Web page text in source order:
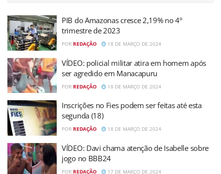
PIB do Amazonas cresce 2,19% no 4º
trimestre de 2023
POR REDAÇÃO 18 DE MARÇO DE 2024
VÍDEO: policial militar atira em homem após
ser agredido em Manacapuru
POR REDAÇÃO 18 DE MARÇO DE 2024
Inscrições no Fies podem ser feitas até esta
segunda (18)
POR REDAÇÃO 18 DE MARÇO DE 2024
VÍDEO: Davi chama atenção de Isabelle sobre
jogo no BBB24
POR REDAÇÃO 17 DE MARÇO DE 2024